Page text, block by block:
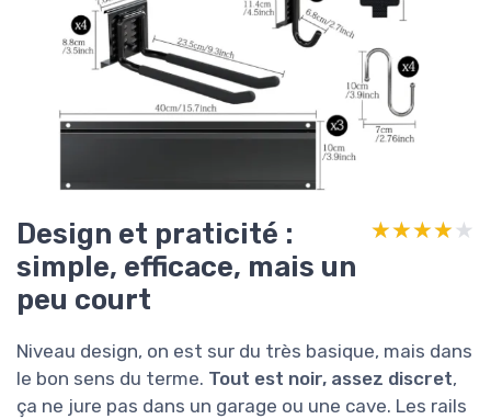
Design et praticité :
simple, efficace, mais un
peu court
★★★★★
★★★★★
Niveau design, on est sur du très basique, mais dans
le bon sens du terme. Tout est noir, assez discret,
ça ne jure pas dans un garage ou une cave. Les rails